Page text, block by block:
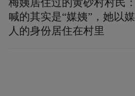
梅姨居住过的黄砂村村民：
喊的其实是“媒姨”，她以媒
人的身份居住在村里